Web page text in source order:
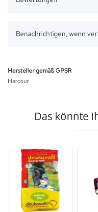
Benachrichtigen, wenn
Hersteller gemäß GPSR
Harcour
Das könnte